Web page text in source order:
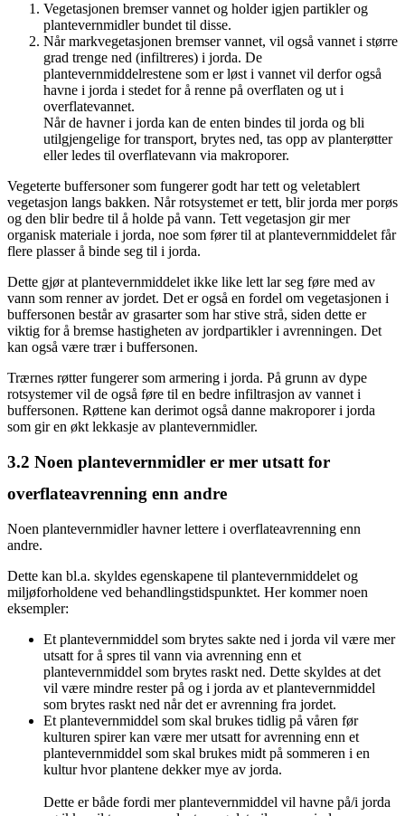
Vegetasjonen bremser vannet og holder igjen partikler og
plantevernmidler bundet til disse.
Når markvegetasjonen bremser vannet, vil også vannet i større
grad trenge ned (infiltreres) i jorda. De
plantevernmiddelrestene som er løst i vannet vil derfor også
havne i jorda i stedet for å renne på overflaten og ut i
overflatevannet.
Når de havner i jorda kan de enten bindes til jorda og bli
utilgjengelige for transport, brytes ned, tas opp av planterøtter
eller ledes til overflatevann via makroporer.
Vegeterte buffersoner som fungerer godt har tett og veletablert
vegetasjon langs bakken. Når rotsystemet er tett, blir jorda mer porøs
og den blir bedre til å holde på vann. Tett vegetasjon gir mer
organisk materiale i jorda, noe som fører til at plantevernmiddelet får
flere plasser å binde seg til i jorda.
Dette gjør at plantevernmiddelet ikke like lett lar seg føre med av
vann som renner av jordet. Det er også en fordel om vegetasjonen i
buffersonen består av grasarter som har stive strå, siden dette er
viktig for å bremse hastigheten av jordpartikler i avrenningen. Det
kan også være trær i buffersonen.
Trærnes røtter fungerer som armering i jorda. På grunn av dype
rotsystemer vil de også føre til en bedre infiltrasjon av vannet i
buffersonen. Røttene kan derimot også danne makroporer i jorda
som gir en økt lekkasje av plantevernmidler.
3.2 Noen plantevernmidler er mer utsatt for
overflateavrenning enn andre
Noen plantevernmidler havner lettere i overflateavrenning enn
andre.
Dette kan bl.a. skyldes egenskapene til plantevernmiddelet og
miljøforholdene ved behandlingstidspunktet. Her kommer noen
eksempler:
Et plantevernmiddel som brytes sakte ned i jorda vil være mer
utsatt for å spres til vann via avrenning enn et
plantevernmiddel som brytes raskt ned. Dette skyldes at det
vil være mindre rester på og i jorda av et plantevernmiddel
som brytes raskt ned når det er avrenning fra jordet.
Et plantevernmiddel som skal brukes tidlig på våren før
kulturen spirer kan være mer utsatt for avrenning enn et
plantevernmiddel som skal brukes midt på sommeren i en
kultur hvor plantene dekker mye av jorda.
Dette er både fordi mer plantevernmiddel vil havne på/i jorda